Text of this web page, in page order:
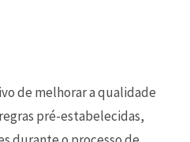
de melhorar a qualidade
pré-estabelecidas,